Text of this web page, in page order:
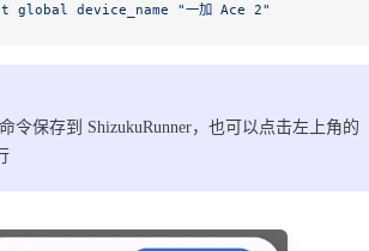
global device_name "一加 Ace 2"
令保存到 ShizukuRunner，也可以点击左上角的